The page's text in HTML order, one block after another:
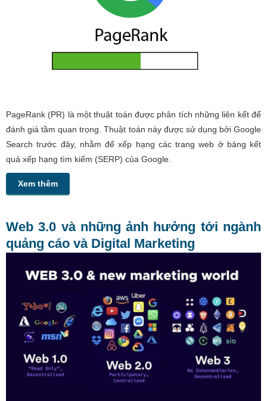
PageRank (PR) là một thuật toán được phân tích những liên kết để
đánh giá tầm quan trọng. Thuật toán này được sử dụng bởi Google
Search trước đây, nhằm để xếp hạng các trang web ở bảng kết
quả xếp hạng tìm kiếm (SERP) của Google.
Xem thêm
Web 3.0 và những ảnh hưởng tới ngành
quảng cáo và Digital Marketing